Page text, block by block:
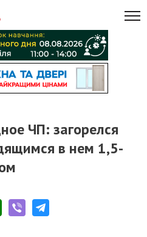
ЧП: загорелся
в нем 1,5-